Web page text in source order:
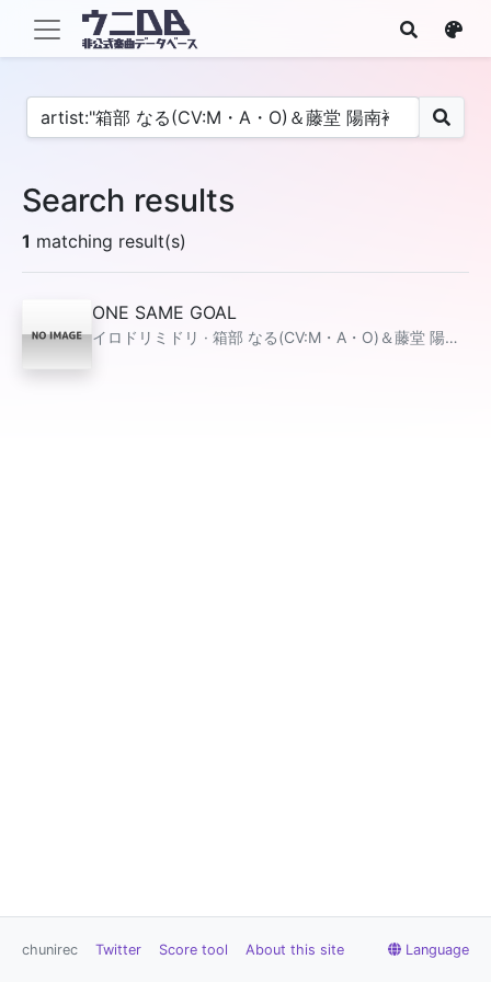
Search results
1 matching result(s)
ONE SAME GOAL
イロドリミドリ · 箱部 なる(CV:M・A・O)＆藤堂 陽南袴(CV:八島 さらら)＆天王洲 なずな(CV:山本 彩乃)
chunirec Twitter Score tool About this site Language